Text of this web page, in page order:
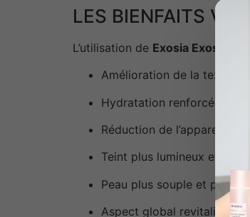
LES BIENFAITS
L’utilisation de Exosia Exosomes
Amélioration de la texture
Hydratation renforcée et
Réduction de l’apparence
Teint plus lumineux et
Peau plus souple et plus
Aspect global revitalisé